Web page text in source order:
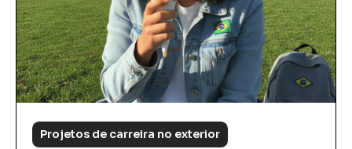
Projetos de carreira no exterior